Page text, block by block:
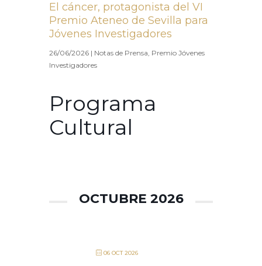
El cáncer, protagonista del VI
Premio Ateneo de Sevilla para
Jóvenes Investigadores
26/06/2026 | Notas de Prensa, Premio Jóvenes
Investigadores
Programa
Cultural
OCTUBRE 2026
06 OCT 2026